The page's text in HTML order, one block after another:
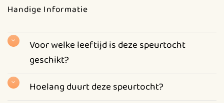
Handige Informatie
Voor welke leeftijd is deze speurtocht
geschikt?
Hoelang duurt deze speurtocht?